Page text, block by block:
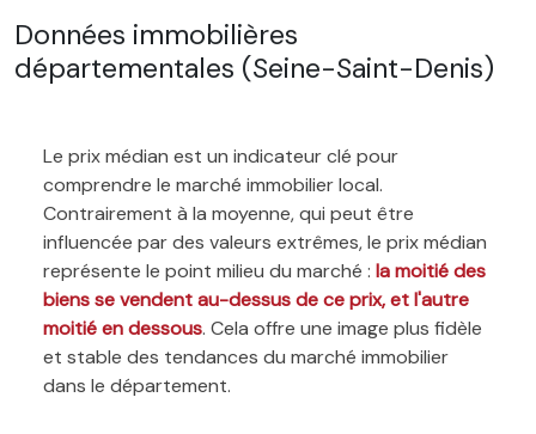
Données immobilières
départementales (Seine-Saint-Denis)
Le prix médian est un indicateur clé pour
comprendre le marché immobilier local.
Contrairement à la moyenne, qui peut être
influencée par des valeurs extrêmes, le prix médian
représente le point milieu du marché : la moitié des
biens se vendent au-dessus de ce prix, et l'autre
moitié en dessous. Cela offre une image plus fidèle
et stable des tendances du marché immobilier
dans le département.